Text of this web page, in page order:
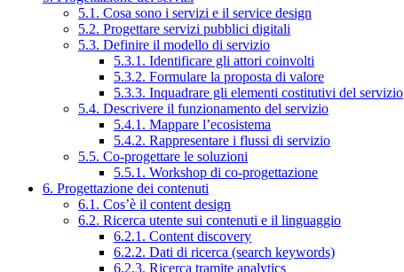
5.1. Cosa sono i servizi e il service design
5.2. Progettare servizi pubblici digitali
5.3. Definire il modello di servizio
5.3.1. Identificare gli attori coinvolti
5.3.2. Formulare la proposta di valore
5.3.3. Inquadrare gli elementi costitutivi del servizio
5.4. Descrivere il funzionamento del servizio
5.4.1. Mappare l’ecosistema
5.4.2. Rappresentare i flussi di servizio
5.5. Co-progettare le soluzioni
5.5.1. Workshop di co-progettazione
6. Progettazione dei contenuti
6.1. Cos’è il content design
6.2. Ricerca utente sui contenuti e il linguaggio
6.2.1. Content discovery
6.2.2. Dati di ricerca (search keywords)
6.2.3. Ricerca tramite analytics